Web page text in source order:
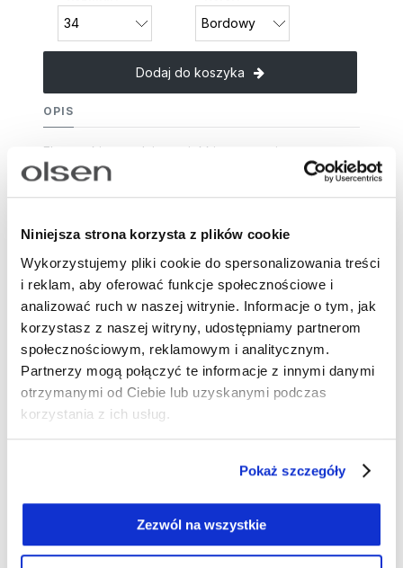
Niniejsza strona korzysta z plików cookie
Wykorzystujemy pliki cookie do spersonalizowania treści
i reklam, aby oferować funkcje społecznościowe i
analizować ruch w naszej witrynie. Informacje o tym, jak
korzystasz z naszej witryny, udostępniamy partnerom
społecznościowym, reklamowym i analitycznym.
Partnerzy mogą połączyć te informacje z innymi danymi
otrzymanymi od Ciebie lub uzyskanymi podczas
korzystania z ich usług.
Pokaż szczegóły
Zezwól na wszystkie
Dodaj do koszyka
OPIS
Eleganckie spodnie z miękkiego, przyjemnego w
dotyku weluru. Wysoki stan, podkreśla talię, a
proste nogawki nadają sylwetce smukły wygląd.
warstwą materiału, co podkreśla elegancki
charakter kroju. Z przodu znajdują się boczne
kieszenie, a z tyłu dekoracyjne, wąskie kieszonki,
które dodają szyku. Welurowa tkanina pięknie
odbija światło, tworząc subtelny połysk w odcieniu
śliwkowego wina. Spodnie doskonale sprawdzą się
w zestawie z marynarką z tej samej tkaniny, tworząc
szykowny komplet idealny na specjalne okazje. Na
co dzień możesz je nosić z gładką bluzką lub
golfem i eleganckimi czółenkami.
Numer artykułu:14002483